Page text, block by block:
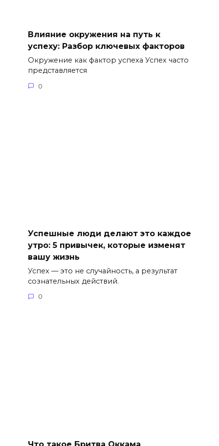
Влияние окружения на путь к
успеху: Разбор ключевых факторов
Окружение как фактор успеха Успех часто
представляется
0
Успешные люди делают это каждое
утро: 5 привычек, которые изменят
вашу жизнь
Успех — это не случайность, а результат
сознательных действий.
0
Что такое Бритва Оккама